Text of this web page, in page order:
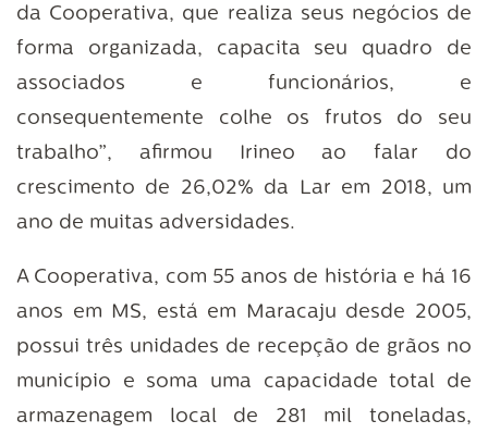
da Cooperativa, que realiza seus negócios de
forma organizada, capacita seu quadro de
associados e funcionários, e
consequentemente colhe os frutos do seu
trabalho”, afirmou Irineo ao falar do
crescimento de 26,02% da Lar em 2018, um
ano de muitas adversidades.
A Cooperativa, com 55 anos de história e há 16
anos em MS, está em Maracaju desde 2005,
possui três unidades de recepção de grãos no
município e soma uma capacidade total de
armazenagem local de 281 mil toneladas,